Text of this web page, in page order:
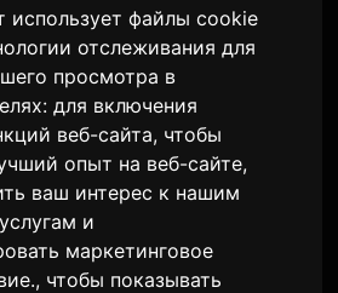
использует файлы cookie
отслеживания для
просмотра в
для включения
веб-сайта, чтобы
опыт на веб-сайте,
ваш интерес к нашим
и
маркетинговое
, чтобы показывать
в чарте Only Hits K-Pop в
BADотATEEZподнялся на
первое место. Сразу за
самый высокий
трекомCHAT, который сразу
Прошлый лидер
от BTS, опускается на